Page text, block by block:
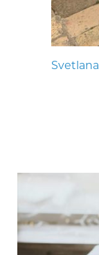
Svetlana